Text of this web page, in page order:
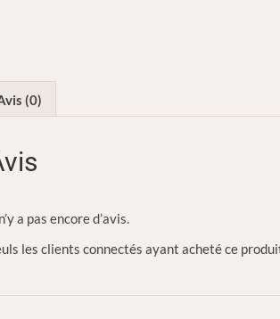
(0)
a pas encore d’avis.
les clients connectés ayant acheté ce